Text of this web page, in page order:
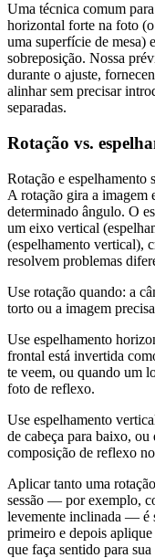
Uma técnica comum
horizontal forte na foto
uma superfície de mesa)
sobreposição. Nossa
durante o ajuste,
alinhar sem precisar
separadas.
Rotação vs.
Rotação e espelhamento
A rotação gira a imagem
determinado ângulo. O
um eixo vertical
(espelhamento vertical),
resolvem problemas
Use rotação quando: a
torto ou a imagem
Use espelhamento
frontal está invertida
te veem, ou quando um
foto de reflexo.
Use espelhamento
de cabeça para baixo,
composição de reflexo
Aplicar tanto uma
sessão — por exemplo,
levemente inclinada — é
primeiro e depois
que faça sentido para